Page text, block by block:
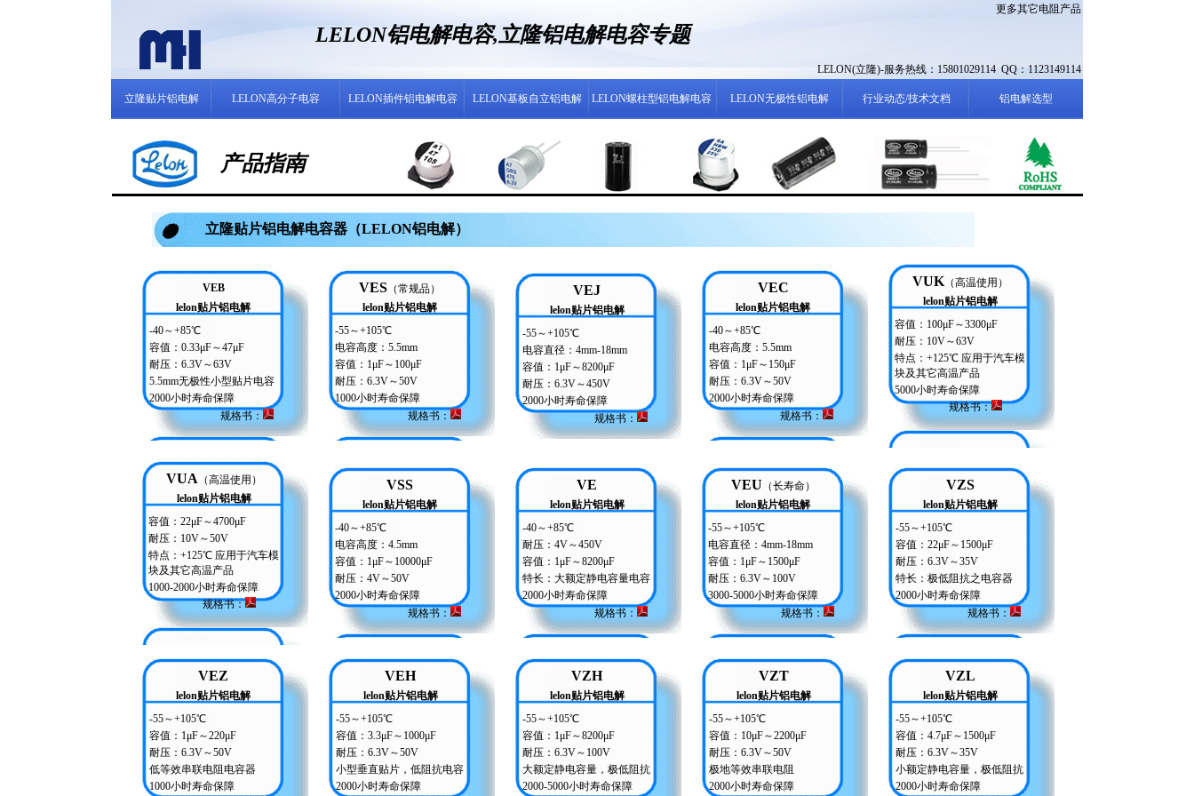
更多其它电阻产品
LELON铝电解电容,立隆铝电解电容专题
LELON(立隆)-服务热线：15801029114 QQ：1123149114
立隆贴片铝电解 LELON高分子电容 LELON插件铝电解电容 LELON基板自立铝电解 LELON螺柱型铝电解电容 LELON无极性铝电解 行业动态/技术文档 铝电解选型
产品指南
立隆贴片铝电解电容器（LELON铝电解）
VEB
lelon贴片铝电解
-40～+85℃
容值：0.33μF～47μF
耐压：6.3V～63V
5.5mm无极性小型贴片电容
2000小时寿命保障
规格书：
VES （常规品）
lelon贴片铝电解
-55～+105℃
电容高度：5.5mm
容值：1μF～100μF
耐压：6.3V～50V
1000小时寿命保障
规格书 ：
VEJ
lelon贴片铝电解
-55～+105℃
电容直径：4mm-18mm
容值：1μF～8200μF
耐压：6.3V～450V
2000小时寿命保障
规格书：
VEC
lelon贴片铝电解
-40～+85℃
电容高度：5.5mm
容值：1μF～150μF
耐压：6.3V～50V
2000小时寿命保障
规格书：
VUK（高温使用）
lelon贴片铝电解
容值：100μF～3300μF
耐压：10V～63V
特点：+125℃ 应用于汽车模
块及其它高温产品
5000小时寿命保障
规格书：
VUA（高温使用）
lelon贴片铝电解
容值：22μF～4700μF
耐压：10V～50V
特点：+125℃ 应用于汽车模
块及其它高温产品
1000-2000小时寿命保障
规格书：
VSS
lelon贴片铝电解
-40～+85℃
电容高度：4.5mm
容值：1μF～10000μF
耐压：4V～50V
2000小时寿命保障
规格书：
VE
lelon贴片铝电解
-40～+85℃
耐压：4V～450V
容值：1μF～8200μF
特长：大额定静电容量电容
2000小时寿命保障
规格书：
VEU （长寿命）
lelon贴片铝电解
-55～+105℃
电容直径：4mm-18mm
容值：1μF～1500μF
耐压：6.3V～100V
3000-5000小时寿命保障
规格书：
VZS
lelon贴片铝电解
-55～+105℃
容值：22μF～1500μF
耐压：6.3V～35V
特长：极低阻抗之电容器
2000小时寿命保障
规格书：
VEZ
lelon贴片铝电解
-55～+105℃
容值：1μF～220μF
耐压：6.3V～50V
低等效串联电阻电容器
1000小时寿命保障
VEH
lelon贴片铝电解
-55～+105℃
容值：3.3μF～1000μF
耐压：6.3V～50V
小型垂直贴片，低阻抗电容
2000小时寿命保障
VZH
lelon贴片铝电解
-55～+105℃
容值：1μF～8200μF
耐压：6.3V～100V
大额定静电容量，极低阻抗
2000-5000小时寿命保障
VZT
lelon贴片铝电解
-55～+105℃
容值：10μF～2200μF
耐压：6.3V～50V
极地等效串联电阻
2000小时寿命保障
VZL
lelon贴片铝电解
-55～+105℃
容值：4.7μF～1500μF
耐压：6.3V～35V
小额定静电容量，极低阻抗
2000小时寿命保障